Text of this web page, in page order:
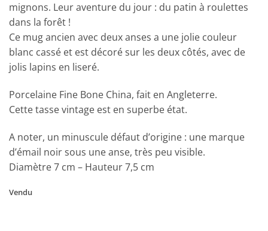
mignons. Leur aventure du jour : du patin à roulettes
dans la forêt !
Ce mug ancien avec deux anses a une jolie couleur
blanc cassé et est décoré sur les deux côtés, avec de
jolis lapins en liseré.
Porcelaine Fine Bone China, fait en Angleterre.
Cette tasse vintage est en superbe état.
A noter, un minuscule défaut d’origine : une marque
d’émail noir sous une anse, très peu visible.
Diamètre 7 cm – Hauteur 7,5 cm
Vendu